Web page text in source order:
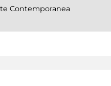
Contemporanea